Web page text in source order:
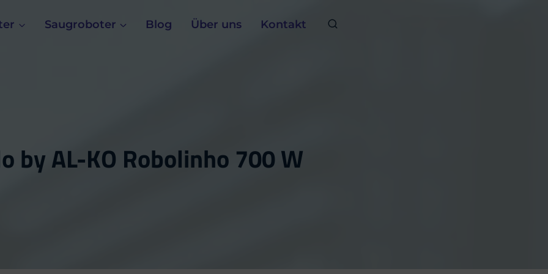
Saugroboter Blog Über uns Kontakt
by AL-KO Robolinho 700 W